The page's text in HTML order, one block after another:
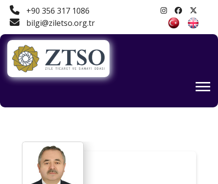
+90 356 317 1086
bilgi@ziletso.org.tr